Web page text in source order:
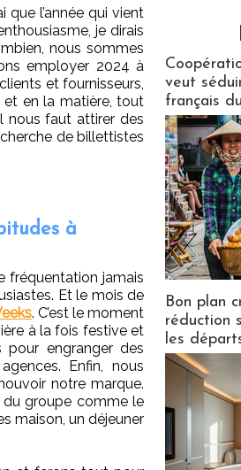
que l’année qui vient
je dirais
nous sommes
employer 2024 à
et fournisseurs,
et en la matière, tout
nous faut attirer des
de billettistes
à
fréquentation jamais
Et le mois de
. C’est le moment
à la fois festive et
pour engranger des
Enfin, nous
notre marque.
groupe comme le
maison, un déjeuner
veut
français
Bon plan
réduction
les